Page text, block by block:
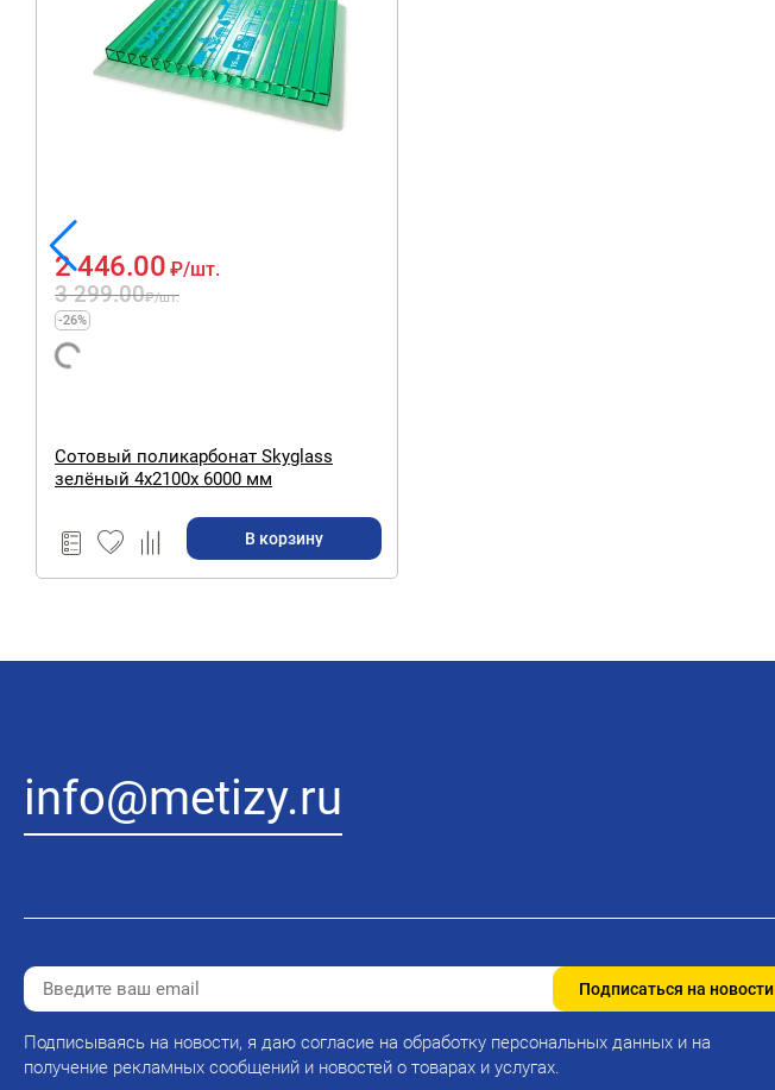
3 299.00₽/шт.
2 446.00 ₽/шт.
-26%
Сотовый поликарбонат Skyglass
зелёный 4х2100х 6000 мм
В корзину
info@metizy.ru
Подписаться на новости
Подписываясь на новости, я даю согласие на обработку персональных данных и на
получение рекламных сообщений и новостей о товарах и услугах.